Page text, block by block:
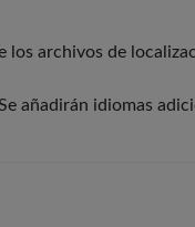
archivos de
añadirán idiomas